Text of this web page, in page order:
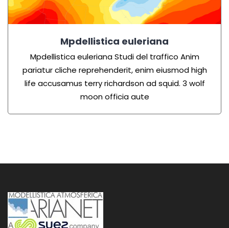
Mpdellistica euleriana
Mpdellistica eulerianaStudi del traffico Anim
pariatur cliche reprehenderit, enim eiusmod high
life accusamus terry richardson ad squid. 3 wolf
moon officia aute